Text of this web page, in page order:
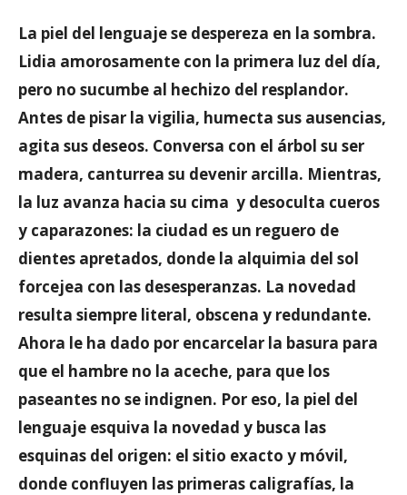
La piel del lenguaje se despereza en la sombra.
Lidia amorosamente con la primera luz del día,
pero no sucumbe al hechizo del resplandor.
Antes de pisar la vigilia, humecta sus ausencias,
agita sus deseos. Conversa con el árbol su ser
madera, canturrea su devenir arcilla. Mientras,
la luz avanza hacia su cima y desoculta cueros
y caparazones: la ciudad es un reguero de
dientes apretados, donde la alquimia del sol
forcejea con las desesperanzas. La novedad
resulta siempre literal, obscena y redundante.
Ahora le ha dado por encarcelar la basura para
que el hambre no la aceche, para que los
paseantes no se indignen. Por eso, la piel del
lenguaje esquiva la novedad y busca las
esquinas del origen: el sitio exacto y móvil,
donde confluyen las primeras caligrafías, la